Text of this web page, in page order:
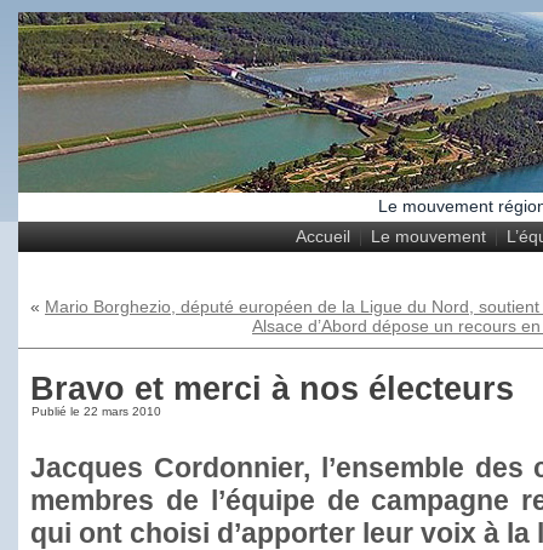
Le mouvement
Accueil
Le mouvement
« Mario Borghezio, député européen de la Ligue du Nord, soutient
Alsace d’Abord dépose un recours
Bravo et merci à nos électeurs
Publié le 22 mars 2010
Jacques Cordonnier, l’ensemble
membres de l’équipe de campagne
qui ont choisi d’apporter leur voix à